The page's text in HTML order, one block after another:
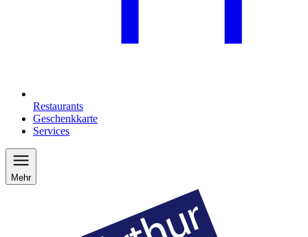
Restaurants
Geschenkkarte
Services
Mehr